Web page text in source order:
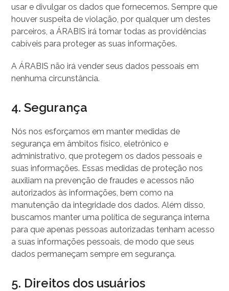
usar e divulgar os dados que fornecemos. Sempre que
houver suspeita de violação, por qualquer um destes
parceiros, a ÁRABIS irá tomar todas as providências
cabíveis para proteger as suas informações.
A ÁRABIS não irá vender seus dados pessoais em
nenhuma circunstância.
4. Segurança
Nós nos esforçamos em manter medidas de
segurança em âmbitos físico, eletrônico e
administrativo, que protegem os dados pessoais e
suas informações. Essas medidas de proteção nos
auxiliam na prevenção de fraudes e acessos não
autorizados às informações, bem como na
manutenção da integridade dos dados. Além disso,
buscamos manter uma política de segurança interna
para que apenas pessoas autorizadas tenham acesso
a suas informações pessoais, de modo que seus
dados permaneçam sempre em segurança.
5. Direitos dos usuários